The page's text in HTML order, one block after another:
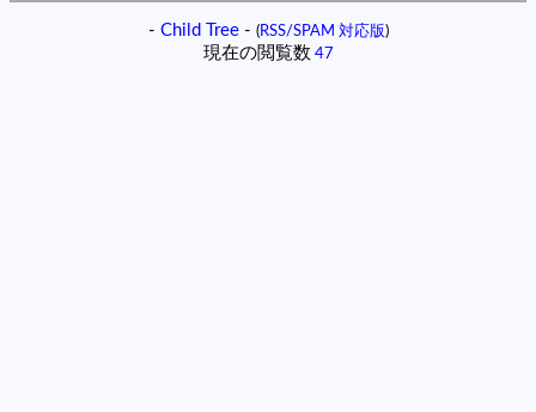
- Child Tree- (RSS/SPAM 対応版)
現在の閲覧数 47